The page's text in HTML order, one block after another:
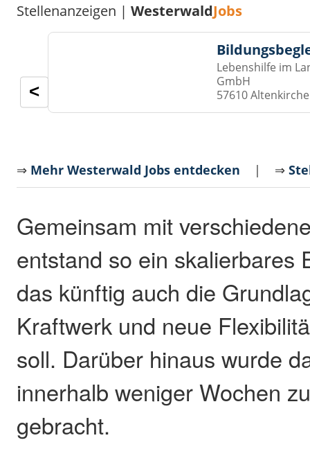
Stellenanzeigen |WesterwaldJobs
Lebenshilfe im
GmbH
57610
<
⇒ Mehr Westerwald Jobs entdecken | ⇒
Gemeinsam mit
entstand so ein skalierbares
das künftig auch die
Kraftwerk und neue
soll. Darüber hinaus wurde
innerhalb weniger Wochen
gebracht.